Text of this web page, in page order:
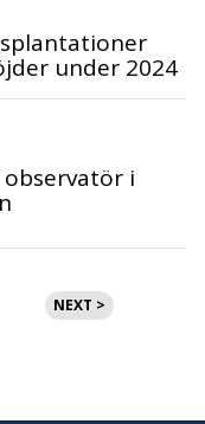
under 2024
i
NEXT >